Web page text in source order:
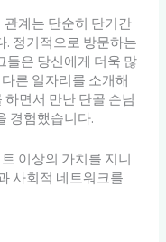
계는 단순히 단기간
. 정기적으로 방문하는
들은 당신에게 더욱 많
른 일자리를 소개해
면서 만난 단골 손님
경험했습니다.
이상의 가치를 지니
사회적 네트워크를